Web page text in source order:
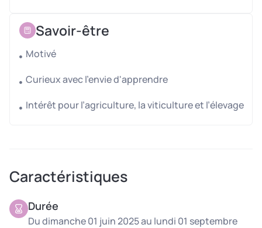
des savoir-faire agricoles sur une exploitation
polyvalente.
Savoir-être
Motivé
Curieux avec l'envie d'apprendre
Intérêt pour l’agriculture, la viticulture et l’élevage
Caractéristiques
Durée
Du dimanche 01 juin 2025 au lundi 01 septembre